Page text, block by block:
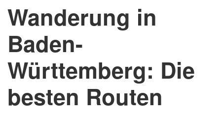
Wanderung in
Baden-
Württemberg: Die
besten Routen